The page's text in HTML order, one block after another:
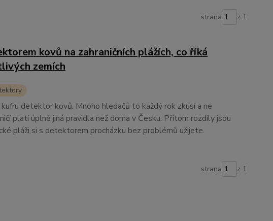
strana z 1
kovů na zahraničních plážích, co říká
zemích
detektor kovů. Mnoho hledačů to každý rok zkusí a ne
platí úplně jiná pravidla než doma v Česku. Přitom rozdíly jsou
pláži si s detektorem procházku bez problémů užijete.
strana z 1